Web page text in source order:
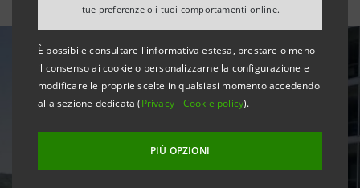
tue preferenze o i tuoi comportamenti online.
È possibile consultare l'informativa estesa, prestare o meno
il consenso ai cookie o personalizzarne la configurazione e
modificare le proprie scelte in qualsiasi momento accedendo
alla sezione dedicata (Privacy- Cookie policy).
PIÙ OPZIONI